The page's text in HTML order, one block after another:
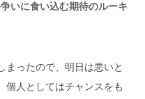
いに食い込む期待のルーキ
まったので、明日は悪いと
個人としてはチャンスをも